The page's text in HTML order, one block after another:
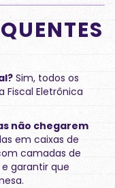
Sim, todos os
Eletrônica
não chegarem
em caixas de
camadas de
garantir que